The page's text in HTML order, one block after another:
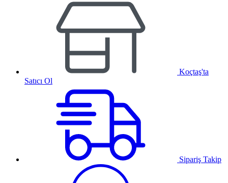
Koçtaş'ta
Satıcı Ol
Sipariş Takip